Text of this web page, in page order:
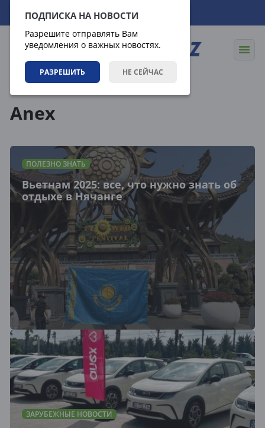
ПОДПИСКА НА НОВОСТИ
Разрешите отправлять Вам
уведомления о важных новостях.
РАЗРЕШИТЬ НЕ СЕЙЧАС
08.08.2026 20:14:23
Anex
ПОЛЕЗНО ЗНАТЬ
Вьетнам 2025: все, что нужно знать об
отдыхе в Нячанге
ЗАРУБЕЖНЫЕ НОВОСТИ